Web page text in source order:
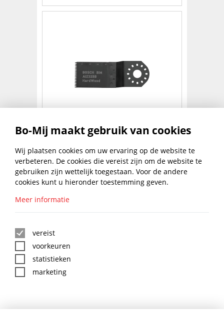
BOSCH BIM INVALZAAGBLAD
32X40MM
€13,29
excl. btw
NAAR PRODUCT
1 2 3
BO-MIJ NIEUWSBRIEF
:
AANMELDEN
Bo-Mij maakt gebruik van cookies
Wij plaatsen cookies om uw ervaring op de website te
verbeteren. De cookies die vereist zijn om de website te
gebruiken zijn wettelijk toegestaan. Voor de andere
cookies kunt u hieronder toestemming geven.
Meer informatie
vereist
voorkeuren
statistieken
marketing